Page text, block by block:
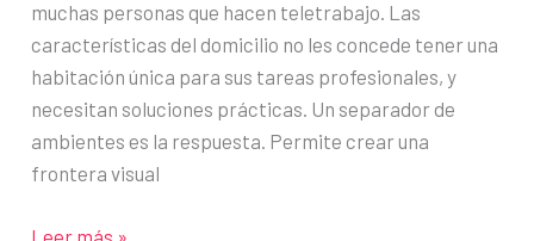
muchas personas que hacen teletrabajo. Las
características del domicilio no les concede tener una
habitación única para sus tareas profesionales, y
necesitan soluciones prácticas. Un separador de
ambientes es la respuesta. Permite crear una
frontera visual
Separador
Leer más »